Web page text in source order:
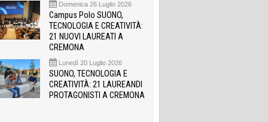
Domenica 26 Luglio 2026
Campus Polo SUONO,
TECNOLOGIA E CREATIVITÀ:
21 NUOVI LAUREATI A
CREMONA
Lunedì 20 Luglio 2026
SUONO, TECNOLOGIA E
CREATIVITÀ: 21 LAUREANDI
PROTAGONISTI A CREMONA